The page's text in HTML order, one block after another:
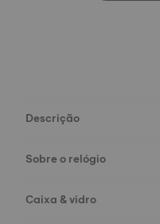
Descrição
Sobre o relógio
Caixa & vidro